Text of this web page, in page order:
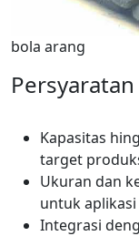
bola arang
Kapasitas
target
Ukuran dan
untuk aplikasi
Integrasi